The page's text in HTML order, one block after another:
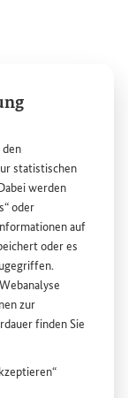
den
statistischen
werden
“ oder
auf
oder es
zur
finden Sie